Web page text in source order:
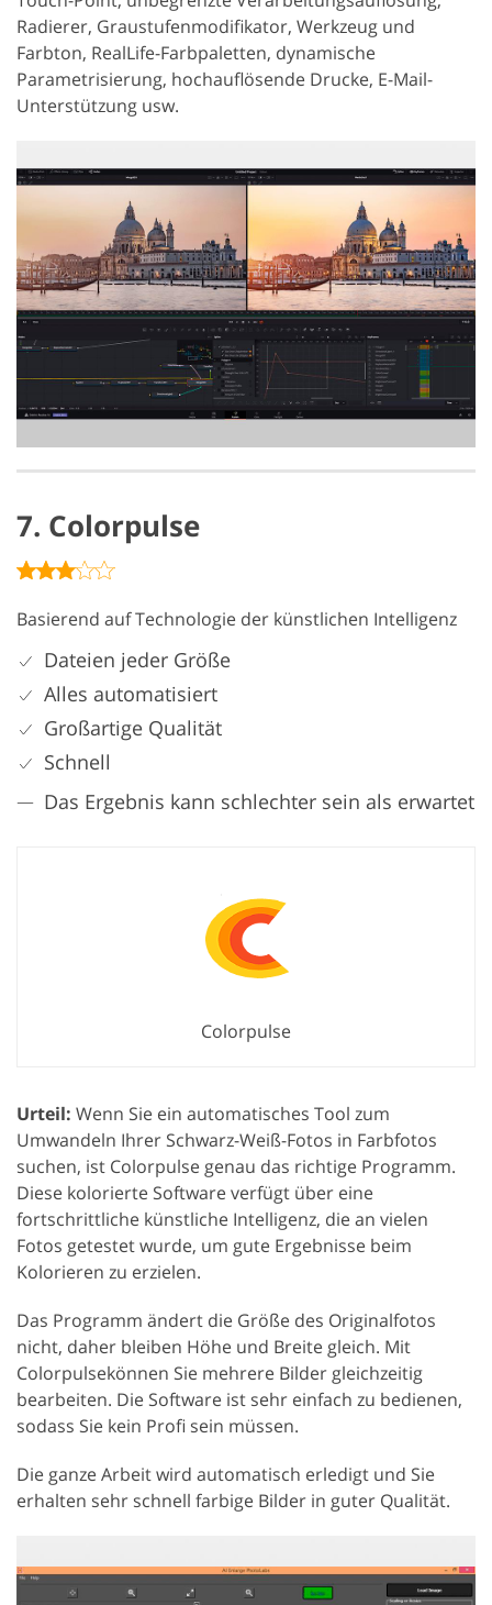
Radierer, Graustufenmodifikator, Werkzeug und
Farbton, RealLife-Farbpaletten, dynamische
Parametrisierung, hochauflösende Drucke, E-Mail-
Unterstützung usw.
7. Colorpulse
Basierend auf Technologie der künstlichen Intelligenz
Dateien jeder Größe
Alles automatisiert
Großartige Qualität
Schnell
Das Ergebnis kann schlechter sein als erwartet
Colorpulse
Urteil: Wenn Sie ein automatisches Tool zum
Umwandeln Ihrer Schwarz-Weiß-Fotos in Farbfotos
suchen, ist Colorpulse genau das richtige Programm.
Diese kolorierte Software verfügt über eine
fortschrittliche künstliche Intelligenz, die an vielen
Fotos getestet wurde, um gute Ergebnisse beim
Kolorieren zu erzielen.
Das Programm ändert die Größe des Originalfotos
nicht, daher bleiben Höhe und Breite gleich. Mit
Colorpulsekönnen Sie mehrere Bilder gleichzeitig
bearbeiten. Die Software ist sehr einfach zu bedienen,
sodass Sie kein Profi sein müssen.
Die ganze Arbeit wird automatisch erledigt und Sie
erhalten sehr schnell farbige Bilder in guter Qualität.